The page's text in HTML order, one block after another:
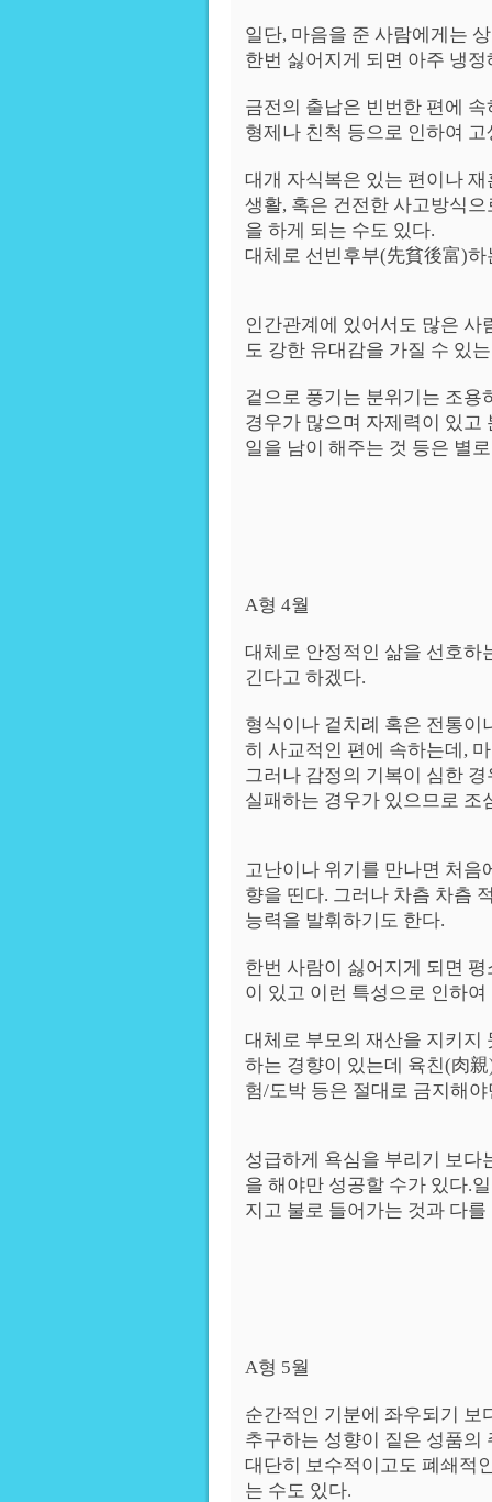
일단, 마음을 준 사람에게는
한번 싫어지게 되면 아주 냉
금전의 출납은 빈번한 편에
형제나 친척 등으로 인하여
대개 자식복은 있는 편이나
생활, 혹은 건전한 사고방식
을 하게 되는 수도 있다.
대체로 선빈후부(先貧後富)하
인간관계에 있어서도 많은
도 강한 유대감을 가질 수 있
겉으로 풍기는 분위기는 조
경우가 많으며 자제력이 있고
일을 남이 해주는 것 등은 별
A형 4월
대체로 안정적인 삶을 선호하
긴다고 하겠다.
형식이나 겉치례 혹은 전통이
히 사교적인 편에 속하는데,
그러나 감정의 기복이 심한
실패하는 경우가 있으므로 조
고난이나 위기를 만나면 처음
향을 띤다. 그러나 차츰 차츰
능력을 발휘하기도 한다.
한번 사람이 싫어지게 되면
이 있고 이런 특성으로 인하
대체로 부모의 재산을 지키지
하는 경향이 있는데 육친(肉
험/도박 등은 절대로 금지해야
성급하게 욕심을 부리기 보다
을 해야만 성공할 수가 있다.
지고 불로 들어가는 것과 다
A형 5월
순간적인 기분에 좌우되기 보
추구하는 성향이 짙은 성품의
대단히 보수적이고도 폐쇄적
는 수도 있다.